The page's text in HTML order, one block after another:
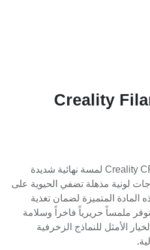
Creality
توفر خيوط Creality CR-Silk Rainbow لمسة نهائية شديدة
لونية مذهلة تضفي الحيوية على
المادة المتميزة لضمان تغذية
ملمساً حريرياً فاخراً وسلامة
الأمثل للنماذج الزخرفية